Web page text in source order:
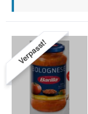
Verpasst!